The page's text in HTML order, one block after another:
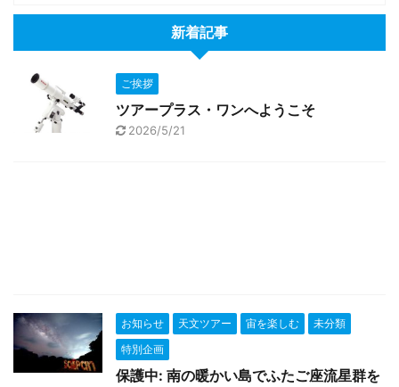
新着記事
ご挨拶
ツアープラス・ワンへようこそ
2026/5/21
お知らせ 天文ツアー 宙を楽しむ
未分類
特別企画
保護中: 南の暖かい島でふたご座流星群を